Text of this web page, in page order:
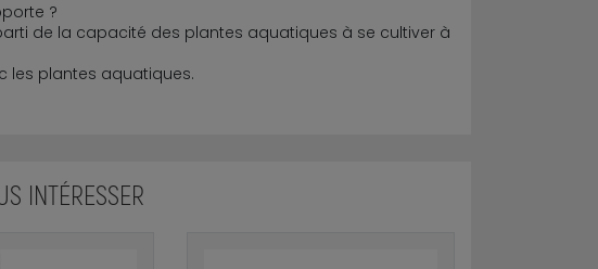
?
de la capacité des plantes aquatiques à se cultiver à
les plantes aquatiques.
INTÉRESSER